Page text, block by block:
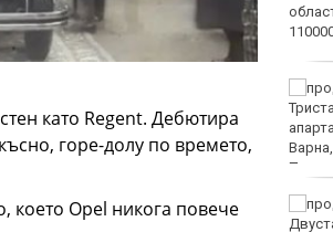
като Regent. Дебютира
горе-долу по времето,
което Opel никога повече
фестивал „Варна“
пострадаха деца,
затвори пътя София-
Варна
Хороскоп за 7 август